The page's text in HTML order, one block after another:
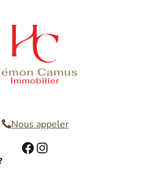
Nous appeler
Facebook Instagram